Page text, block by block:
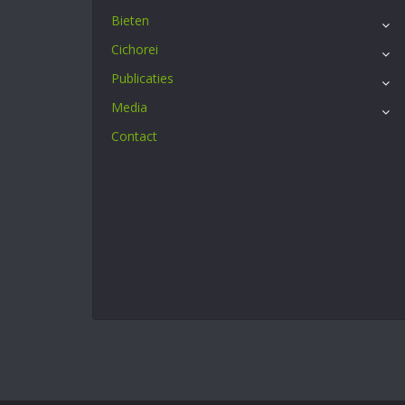
Bieten
Cichorei
Publicaties
Media
Contact